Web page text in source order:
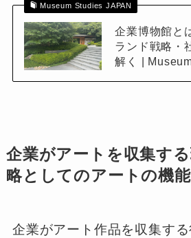
Museum Studies JAPAN
企業博物館と
ランド戦略・
解く |
企業がアートを収集す
略としてのアートの機能
企業がアート作品を収集す